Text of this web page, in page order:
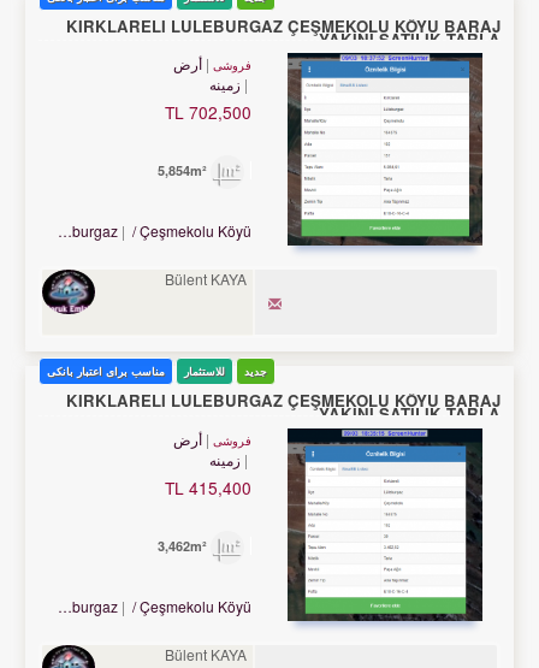
KIRKLARELİ LÜLEBURGAZ ÇEŞMEKOLU KÖYÜ BARAJ
YAKINI SATILIK TARLA
فروشی
أرض
زمینه
702,500 TL
Turkey Kırklareli / Lüleburgaz / Çeşmekolu Köyü
Bülent KAYA
جدید للاستثمار مناسب برای اعتبار بانکی
KIRKLARELİ LÜLEBURGAZ ÇEŞMEKOLU KÖYÜ BARAJ
YAKINI SATILIK TARLA
فروشی
أرض
زمینه
415,400 TL
Turkey Kırklareli / Lüleburgaz / Çeşmekolu Köyü
Bülent KAYA